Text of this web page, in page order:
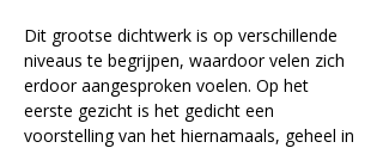
Dit grootse dichtwerk is op verschillende
niveaus te begrijpen, waardoor velen zich
erdoor aangesproken voelen. Op het
eerste gezicht is het gedicht een
voorstelling van het hiernamaals, geheel in